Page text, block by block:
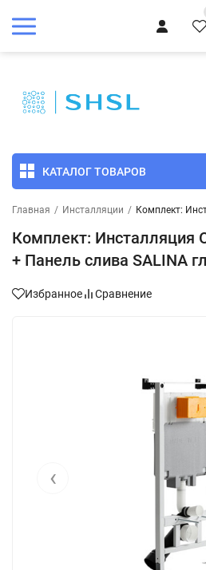
КАТАЛОГ ТОВАРОВ
Главная / Инсталляции / Комплект:
Комплект: Инсталляция
+ Панель слива SALINA
Избранное Сравнение
‹